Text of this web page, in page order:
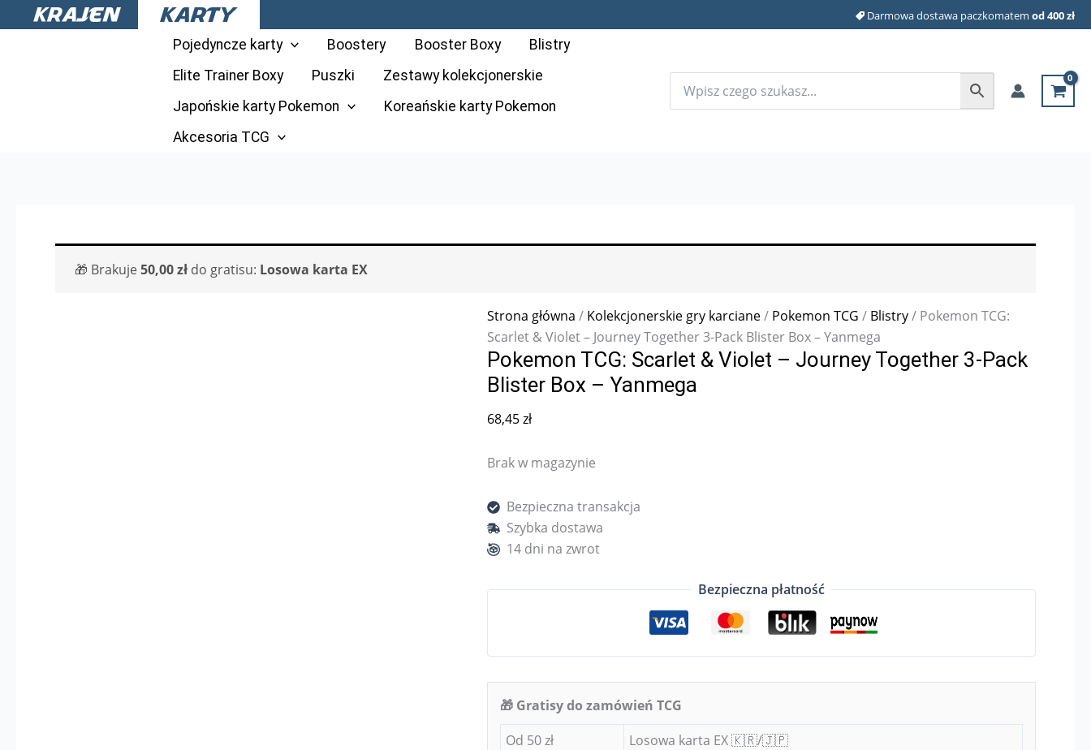
Przejdź
do
Darmowa dostawa paczkomatem od 400 zł
Pojedyncze karty Boostery Booster Boxy
Blistry
Elite Trainer Boxy
Puszki
Zestawy kolekcjonerskie
Japońskie karty Pokemon
Koreańskie karty Pokemon
Akcesoria TCG
🎁 Brakuje 50,00zł do gratisu: Losowa karta EX
Strona główna / Kolekcjonerskie gry karciane/ Pokemon TCG / Blistry/ Pokemon TCG:
Scarlet & Violet – Journey Together 3-Pack Blister Box – Yanmega
Pokemon TCG: Scarlet & Violet – Journey Together 3-Pack
Blister Box – Yanmega
68,45zł
Brak w magazynie
Bezpieczna transakcja
Szybka dostawa
14 dni na zwrot
Bezpieczna płatność
🎁 Gratisy do zamówień TCG
Od 50 zł
Losowa karta EX 🇰🇷/🇯🇵